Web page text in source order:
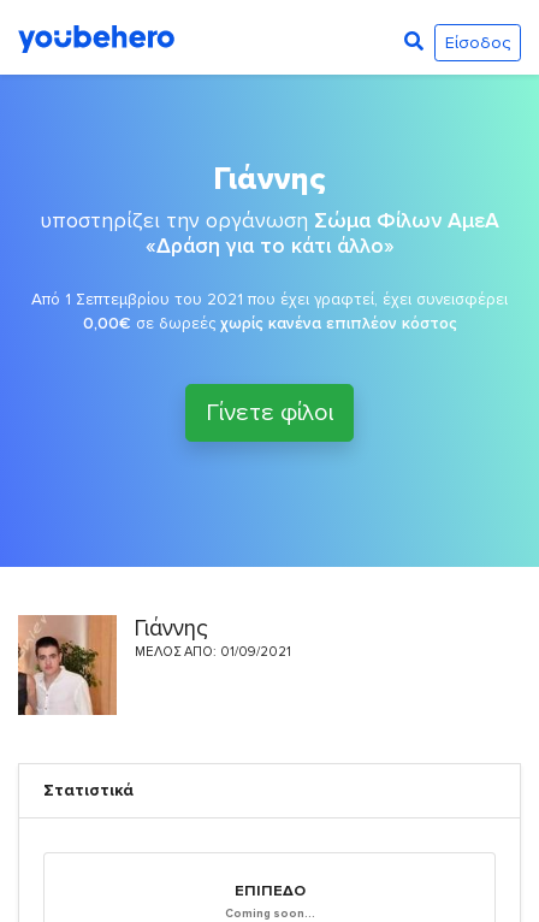
Είσοδος
Γιάννης
υποστηρίζει την οργάνωση Σώμα Φίλων ΑμεΑ
«Δράση για το κάτι άλλο»
Από 1 Σεπτεμβρίου του 2021 που έχει γραφτεί, έχει συνεισφέρει
0,00€ σε δωρεές χωρίς κανένα επιπλέον κόστος
Γίνετε φίλοι
Γιάννης
ΜΈΛΟΣ ΑΠΌ: 01/09/2021
Στατιστικά
ΕΠΊΠΕΔΟ
Coming soon...